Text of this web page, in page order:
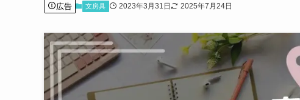
広告 文房具 2023年3月31日 2025年7月24日